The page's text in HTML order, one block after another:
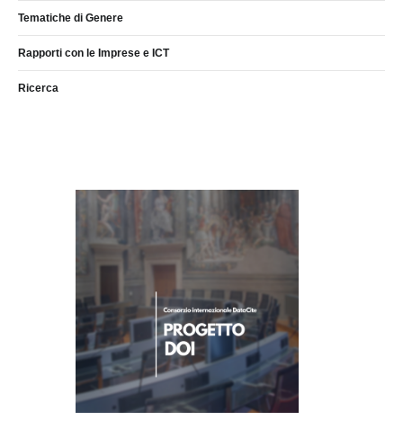
Tematiche di Genere
Rapporti con le Imprese e ICT
Ricerca